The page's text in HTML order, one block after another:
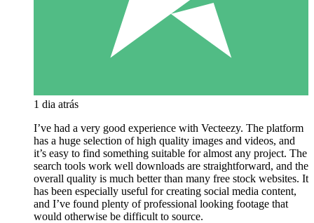
1 dia atrás
I’ve had a very good experience with Vecteezy. The platform
has a huge selection of high quality images and videos, and
it’s easy to find something suitable for almost any project. The
search tools work well downloads are straightforward, and the
overall quality is much better than many free stock websites. It
has been especially useful for creating social media content,
and I’ve found plenty of professional looking footage that
would otherwise be difficult to source.